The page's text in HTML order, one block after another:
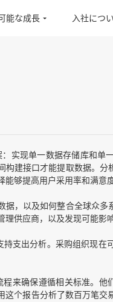
能な成長 入社につ
实现单一数据存储库和单
建接口才能提取数据。
够提高用户采用率和满意
，以及如何整合全球众
供应商，以及发现可能影
支出分析。采购组织现在
来确保遵循相关标准。他
个报告分析了数百万笔交